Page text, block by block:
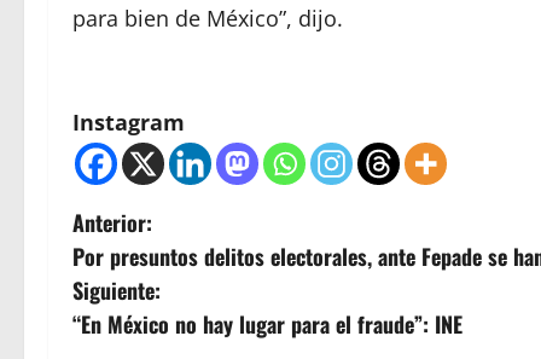
para bien de México”, dijo.
Instagram
N
a
v
Anterior:
Por presuntos delitos electorales, ante Fepade se
Siguiente:
“En México no hay lugar para el fraude”: INE